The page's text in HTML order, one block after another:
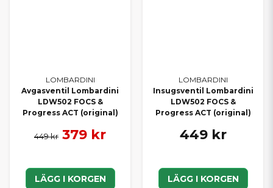
LOMBARDINI
Avgasventil Lombardini
LDW502 FOCS &
Progress ACT (original)
449 kr 379 kr
LÄGG I KORGEN
LOMBARDINI
Insugsventil Lombardini
LDW502 FOCS &
Progress ACT (original)
449 kr
LÄGG I KORGEN